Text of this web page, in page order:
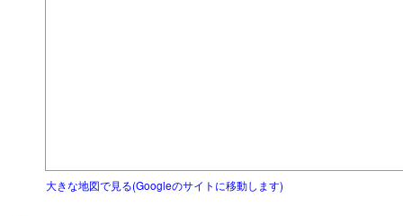
大きな地図で見る(Googleのサイトに移動します)